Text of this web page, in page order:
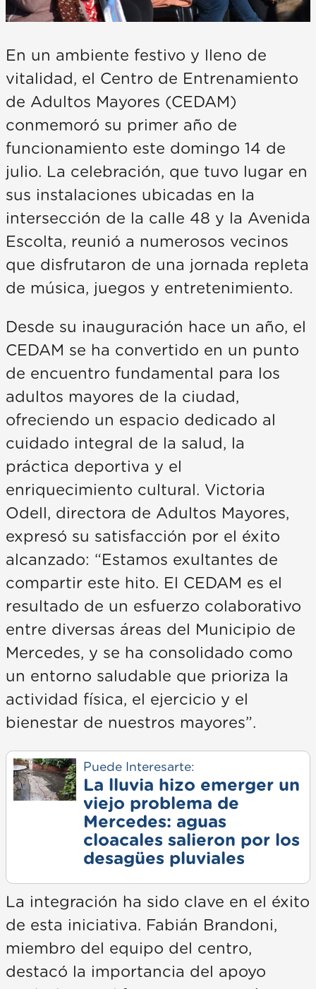
En un ambiente festivo y lleno de
vitalidad, el Centro de Entrenamiento
de Adultos Mayores (CEDAM)
conmemoró su primer año de
funcionamiento este domingo 14 de
julio. La celebración, que tuvo lugar en
sus instalaciones ubicadas en la
intersección de la calle 48 y la Avenida
Escolta, reunió a numerosos vecinos
que disfrutaron de una jornada repleta
de música, juegos y entretenimiento.
Desde su inauguración hace un año, el
CEDAM se ha convertido en un punto
de encuentro fundamental para los
adultos mayores de la ciudad,
ofreciendo un espacio dedicado al
cuidado integral de la salud, la
práctica deportiva y el
enriquecimiento cultural. Victoria
Odell, directora de Adultos Mayores,
expresó su satisfacción por el éxito
alcanzado: “Estamos exultantes de
compartir este hito. El CEDAM es el
resultado de un esfuerzo colaborativo
entre diversas áreas del Municipio de
Mercedes, y se ha consolidado como
un entorno saludable que prioriza la
actividad física, el ejercicio y el
bienestar de nuestros mayores”.
Puede Interesarte:
La lluvia hizo emerger un
viejo problema de
Mercedes: aguas
cloacales salieron por los
desagües pluviales
La integración ha sido clave en el éxito
de esta iniciativa. Fabián Brandoni,
miembro del equipo del centro,
destacó la importancia del apoyo